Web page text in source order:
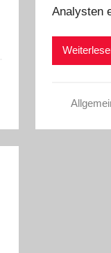
Analysten